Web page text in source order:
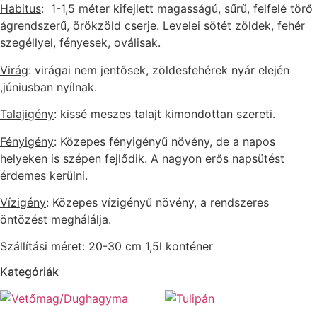
Habitus: 1-1,5 méter kifejlett magasságú, sűrű, felfelé törő
ágrendszerű, örökzöld cserje. Levelei sötét zöldek, fehér
szegéllyel, fényesek, oválisak.
Virág: virágai nem jentősek, zöldesfehérek nyár elején
,júniusban nyílnak.
Talajigény: kissé meszes talajt kimondottan szereti.
Fényigény: Közepes fényigényű növény, de a napos
helyeken is szépen fejlődik. A nagyon erős napsütést
érdemes kerülni.
Vízigény: Közepes vízigényű növény, a rendszeres
öntözést meghálálja.
Szállítási méret: 20-30 cm 1,5l konténer
Kategóriák